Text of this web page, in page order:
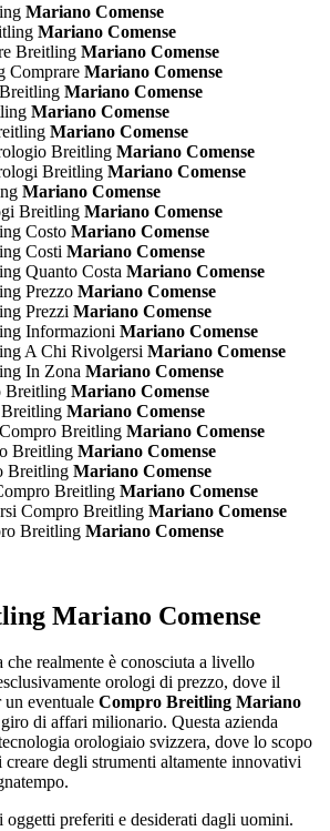
Mariano Comense
Mariano Comense
Breitling Mariano Comense
Comprare Mariano Comense
Mariano Comense
Mariano Comense
Mariano Comense
Breitling Mariano Comense
Breitling Mariano Comense
Mariano Comense
Breitling Mariano Comense
Costo Mariano Comense
Costi Mariano Comense
Quanto Costa Mariano Comense
Prezzo Mariano Comense
Prezzi Mariano Comense
Informazioni Mariano Comense
A Chi Rivolgersi Mariano Comense
In Zona Mariano Comense
Breitling Mariano Comense
Mariano Comense
Breitling Mariano Comense
Breitling Mariano Comense
Breitling Mariano Comense
Breitling Mariano Comense
Compro Breitling Mariano Comense
Breitling Mariano Comense
Mariano Comense
che realmente è conosciuta a livello
orologi di prezzo, dove il
un eventuale Compro Breitling Mariano
di affari milionario. Questa azienda
orologiaio svizzera, dove lo scopo
degli strumenti altamente innovativi
oggetti preferiti e desiderati dagli uomini.